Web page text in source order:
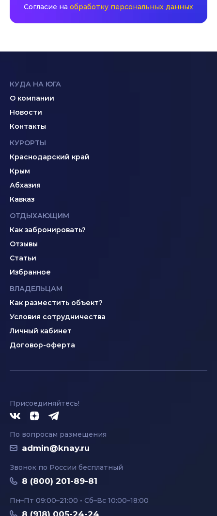
Согласие на обработку персональных данных
КУДА НА ЮГА
О компании
Новости
Контакты
КУРОРТЫ
Краснодарский край
Крым
Абхазия
Кавказ
ОТДЫХАЮЩИМ
Как забронировать?
Отзывы
Статьи
Избранное
ВЛАДЕЛЬЦАМ
Как разместить объект?
Условия сотрудничества
Личный кабинет
Договор-оферта
Присоединяйтесь!
По вопросам размещения
admin@knay.ru
Звонок по России бесплатный
8 (800) 201-89-81
Пн–Пт 09:00–21:00 • Сб–Вс 10:00–18:00